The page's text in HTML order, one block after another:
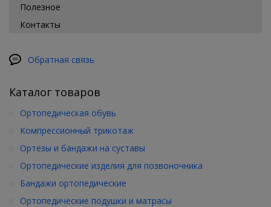
Полезное
Контакты
Обратная связь
Каталог товаров
Ортопедическая обувь
Компрессионный трикотаж
Ортезы и бандажи на суставы
Ортопедические изделия для позвоночника
Бандажи ортопедические
Ортопедические подушки и матрасы